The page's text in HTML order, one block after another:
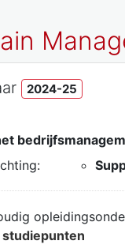
2024-25
studiepunten